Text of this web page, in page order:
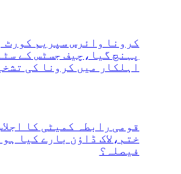
کرونا وائرس سپریم کورٹ
پہنچ گیا،چیف جسٹس کے
اہلکار میں کرونا کی
قومی رابطہ کمیٹی کا
ختم،لاک ڈاؤن بارے کیا
فیصلہ؟